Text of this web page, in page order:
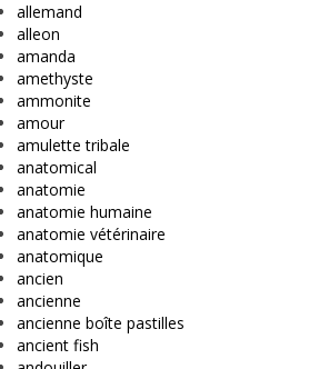
allemand
alleon
amanda
amethyste
ammonite
amour
amulette tribale
anatomical
anatomie
anatomie humaine
anatomie vétérinaire
anatomique
ancien
ancienne
ancienne boîte pastilles
ancient fish